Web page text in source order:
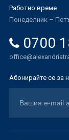
Работно време
Понеделник –
0700
Абонирайте се за